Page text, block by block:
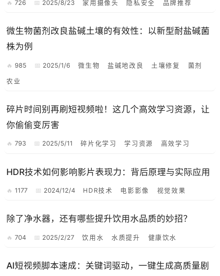
726 2025/8/23 家用摄像头 隐私安全 品牌推荐
微生物菌剂改良盐碱土壤的有效性：以新型耐盐碱菌
株为例
985 2025/1/6 微生物 盐碱地改良 土壤修复 菌剂
农业
碎片时间别再刷短视频啦！这几个高效学习资源，让
你偷偷变厉害
793 2025/5/11 碎片化学习 学习资源 高效学习
HDR技术如何影响影片表现力：背后原理与实际应用
1177 2024/12/4 HDR技术 电影影像 视觉效果
除了净水器，还有哪些提升饮用水品质的妙招？
704 2025/2/27 饮用水 水质提升 健康饮水
AI短视频脚本速成：关键词驱动，一键生成高质量剧